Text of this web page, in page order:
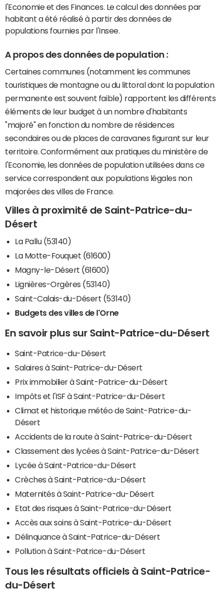
l'Economie et des Finances. Le calcul des données par
habitant a été réalisé à partir des données de
populations fournies par l'Insee.
A propos des données de population :
Certaines communes (notamment les communes
touristiques de montagne ou du littoral dont la population
permanente est souvent faible) rapportent les différents
éléments de leur budget à un nombre d'habitants
"majoré" en fonction du nombre de résidences
secondaires ou de places de caravanes figurant sur leur
territoire. Conformément aux pratiques du ministère de
l'Economie, les données de population utilisées dans ce
service correspondent aux populations légales non
majorées des villes de France.
Villes à proximité de Saint-Patrice-du-
Désert
La Pallu (53140)
La Motte-Fouquet (61600)
Magny-le-Désert (61600)
Lignières-Orgères (53140)
Saint-Calais-du-Désert (53140)
Budgets des villes de l'Orne
En savoir plus sur Saint-Patrice-du-Désert
Saint-Patrice-du-Désert
Salaires à Saint-Patrice-du-Désert
Prix immobilier à Saint-Patrice-du-Désert
Impôts et l'ISF à Saint-Patrice-du-Désert
Climat et historique météo de Saint-Patrice-du-
Désert
Accidents de la route à Saint-Patrice-du-Désert
Classement des lycées à Saint-Patrice-du-Désert
Lycée à Saint-Patrice-du-Désert
Crèches à Saint-Patrice-du-Désert
Maternités à Saint-Patrice-du-Désert
Etat des risques à Saint-Patrice-du-Désert
Accès aux soins à Saint-Patrice-du-Désert
Délinquance à Saint-Patrice-du-Désert
Pollution à Saint-Patrice-du-Désert
Tous les résultats officiels à Saint-Patrice-
du-Désert